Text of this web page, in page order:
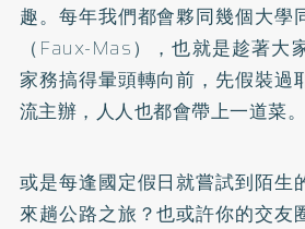
趣。每年我們都會夥同幾個大學
（Faux-Mas），也就是趁著大
家務搞得暈頭轉向前，先假裝過
流主辦，人人也都會帶上一道菜。
或是每逢國定假日就嘗試到陌生
來趟公路之旅？也或許你的交友